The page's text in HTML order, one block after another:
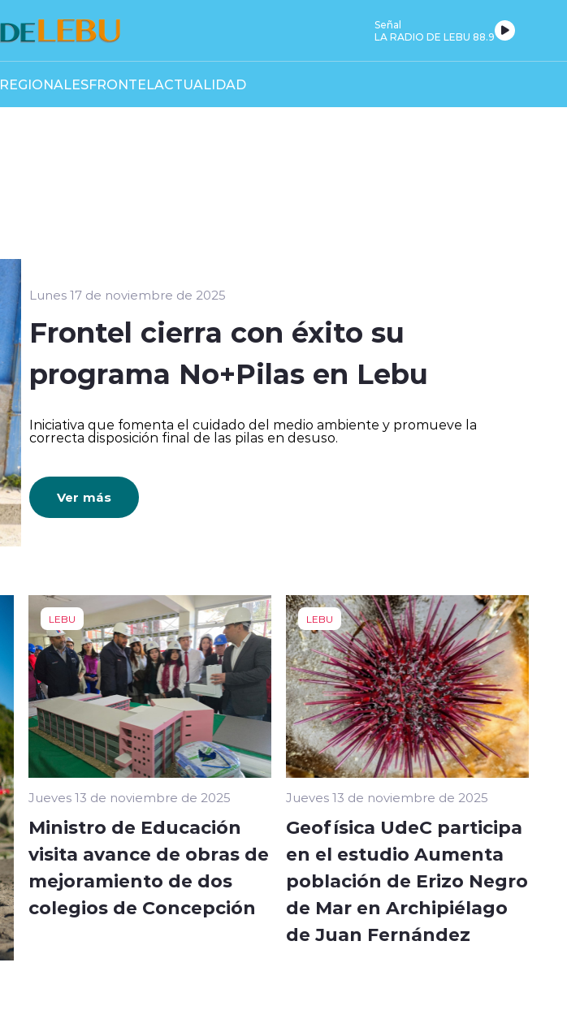
Señal
LA RADIO DE LEBU 88.9
REGIONALESFRONTELACTUALIDAD
Lunes 17 de noviembre de 2025
Frontel cierra con éxito su
programa No+Pilas en Lebu
Iniciativa que fomenta el cuidado del medio ambiente y promueve la
correcta disposición final de las pilas en desuso.
Ver más
LEBU
Jueves 13 de noviembre de 2025
Ministro de Educación
visita avance de obras de
mejoramiento de dos
colegios de Concepción
LEBU
Jueves 13 de noviembre de 2025
Geofísica UdeC participa
en el estudio Aumenta
población de Erizo Negro
de Mar en Archipiélago
de Juan Fernández